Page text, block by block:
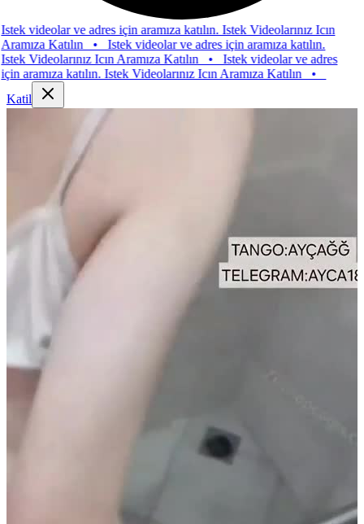
ve adres için aramıza katılın. Istek Videolarınız Icın
Katılın•Istek videolar ve adres için aramıza katılın.
Icın Aramıza Katılın•Istek videolar ve adres
katılın. Istek Videolarınız Icın Aramıza Katılın•
Katil